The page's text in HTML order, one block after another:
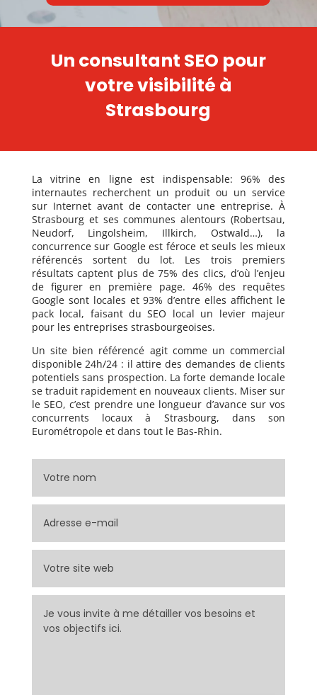
Un consultant SEO pour
votre visibilité à
Strasbourg
La vitrine en ligne est indispensable: 96% des
internautes recherchent un produit ou un service
sur Internet avant de contacter une entreprise. À
Strasbourg et ses communes alentours (Robertsau,
Neudorf, Lingolsheim, Illkirch, Ostwald…), la
concurrence sur Google est féroce et seuls les mieux
référencés sortent du lot. Les trois premiers
résultats captent plus de 75% des clics, d’où l’enjeu
de figurer en première page. 46% des requêtes
Google sont locales et 93% d’entre elles affichent le
pack local, faisant du SEO local un levier majeur
pour les entreprises strasbourgeoises.
Un site bien référencé agit comme un commercial
disponible 24h/24 : il attire des demandes de clients
potentiels sans prospection. La forte demande locale
se traduit rapidement en nouveaux clients. Miser sur
le SEO, c’est prendre une longueur d’avance sur vos
concurrents locaux à Strasbourg, dans son
Eurométropole et dans tout le Bas-Rhin.